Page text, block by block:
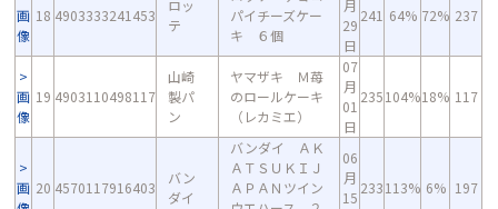
画
像
18 4903333241453
ロッ
テ
パイチーズケー
キ ６個
月
29
日
241 64% 72% 237
画
像
19 4903110498117
山崎
製パ
ン
ヤマザキ Ｍ苺
のロールケーキ
（レカミエ）
07
月
01
日
235104%18% 117
画 20 4570117916403
バン
ダイ
バンダイ ＡＫ
ＡＴＳＵＫＩＪ
ＡＰＡＮツイン
06
月
15
233113% 6% 197